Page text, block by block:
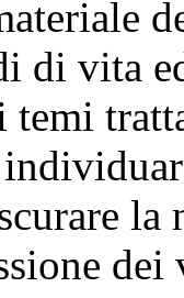
di vita
trattati,
la